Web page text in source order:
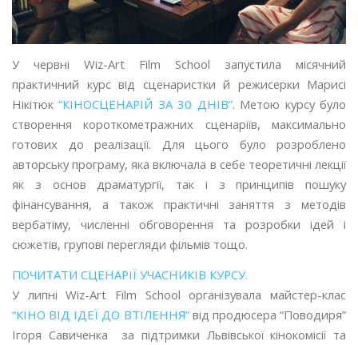
У червні Wiz-Art Film School запустила місячний
практичний курс від сценаристки й режисерки Марисі
Нікітюк“КІНОСЦЕНАРІЙ ЗА 30 ДНІВ”. Метою курсу було
створення короткометражних сценаріїв, максимально
готових до реалізації. Для цього було розроблено
авторську програму, яка включала в себе теоретичні лекції
як з основ драматургії, так і з принципів пошуку
фінансування, а також практичні заняття з методів
вербатіму, численні обговорення та розробки ідей і
сюжетів, групові перегляди фільмів тощо.
ПОЧИТАТИ СЦЕНАРІЇ УЧАСНИКІВ КУРСУ.
У липні Wiz-Art Film School організувала майстер-клас
“КІНО ВІД ІДЕЇ ДО ВТІЛЕННЯ” від продюсера “Поводиря”
Ігоря Савиченка за підтримки Львівської кінокомісії та